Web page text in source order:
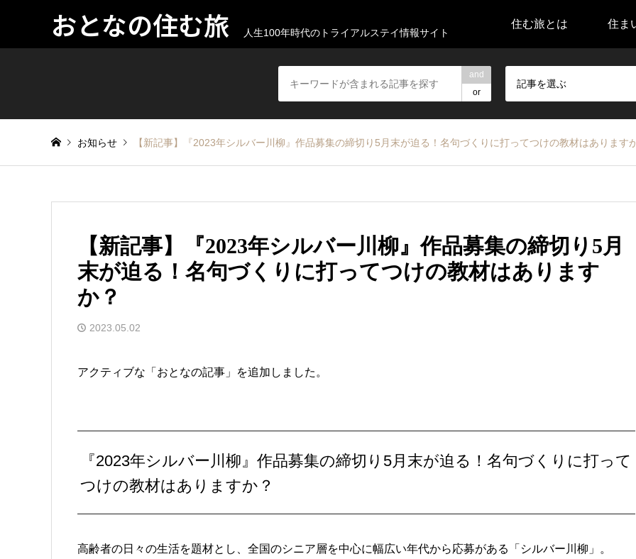
おとなの住む旅 人生100年時代のトライアルステイ情報サイト
住む旅とは 住ま
and
or
記事を選ぶ
お知らせ 【新記事】『2023年シルバー川柳』作品募集の締切り5月末が迫る！名句づくりに打ってつけの教材はあります
【新記事】『2023年シルバー川柳』作品募集の締切り5月
末が迫る！名句づくりに打ってつけの教材はあります
か？
2023.05.02
アクティブな「おとなの記事」を追加しました。
『2023年シルバー川柳』作品募集の締切り5月末が迫る！名句づくりに打って
つけの教材はありますか？
高齢者の日々の生活を題材とし、全国のシニア層を中心に幅広い年代から応募がある「シルバー川柳」。